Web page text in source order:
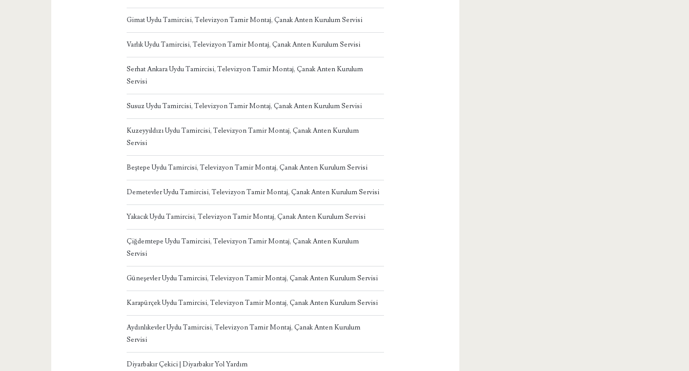
Gimat Uydu Tamircisi, Televizyon Tamir Montaj, Çanak Anten Kurulum Servisi
Varlık Uydu Tamircisi, Televizyon Tamir Montaj, Çanak Anten Kurulum Servisi
Serhat Ankara Uydu Tamircisi, Televizyon Tamir Montaj, Çanak Anten Kurulum
Servisi
Susuz Uydu Tamircisi, Televizyon Tamir Montaj, Çanak Anten Kurulum Servisi
Kuzeyyıldızı Uydu Tamircisi, Televizyon Tamir Montaj, Çanak Anten Kurulum
Servisi
Beştepe Uydu Tamircisi, Televizyon Tamir Montaj, Çanak Anten Kurulum Servisi
Demetevler Uydu Tamircisi, Televizyon Tamir Montaj, Çanak Anten Kurulum Servisi
Yakacık Uydu Tamircisi, Televizyon Tamir Montaj, Çanak Anten Kurulum Servisi
Çiğdemtepe Uydu Tamircisi, Televizyon Tamir Montaj, Çanak Anten Kurulum
Servisi
Güneşevler Uydu Tamircisi, Televizyon Tamir Montaj, Çanak Anten Kurulum Servisi
Karapürçek Uydu Tamircisi, Televizyon Tamir Montaj, Çanak Anten Kurulum Servisi
Aydınlıkevler Uydu Tamircisi, Televizyon Tamir Montaj, Çanak Anten Kurulum
Servisi
Diyarbakır Çekici | Diyarbakır Yol Yardım